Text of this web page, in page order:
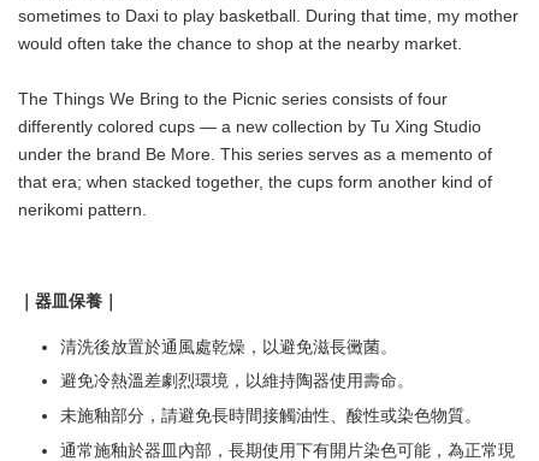
sometimes to Daxi to play basketball. During that time, my mother
would often take the chance to shop at the nearby market.
The Things We Bring to the Picnic series consists of four
differently colored cups — a new collection by Tu Xing Studio
under the brand Be More. This series serves as a memento of
that era; when stacked together, the cups form another kind of
nerikomi pattern.
｜器皿保養｜
清洗後放置於通風處乾燥，以避免滋長黴菌。
避免冷熱溫差劇烈環境，以維持陶器使用壽命。
未施釉部分，請避免長時間接觸油性、酸性或染色物質。
通常施釉於器皿內部，長期使用下有開片染色可能，為正常現